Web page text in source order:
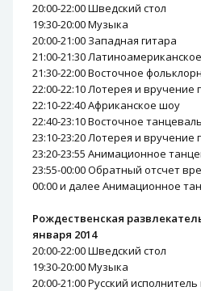
20:00-22:00 Шведский стол
19:30-20:00 Музыка
20:00-21:00 Западная гитара
21:00-21:30
21:30-22:00 Восточное
22:00-22:10 Лотерея и вручение
22:10-22:40 Африканское шоу
22:40-23:10 Восточное
23:10-23:20 Лотерея и вручение
23:20-23:55 Анимационное
23:55-00:00 Обратный отсчет
00:00 и далее Анимационное
Рождественская
января 2014
20:00-22:00 Шведский стол
19:30-20:00 Музыка
20:00-21:00 Русский